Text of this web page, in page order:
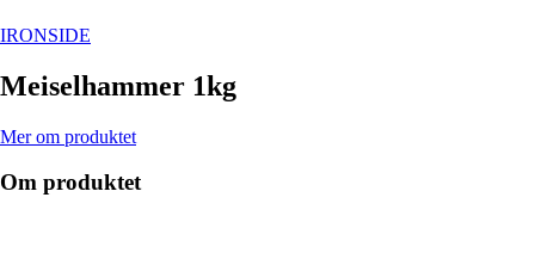
IRONSIDE
Meiselhammer 1kg
Mer om produktet
Om produktet